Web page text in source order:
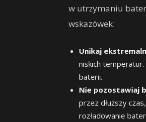
w utrzymaniu
wskazówek:
Unikaj
niskich
baterii.
Nie pozostawiaj
przez dłuższy
rozładowanie